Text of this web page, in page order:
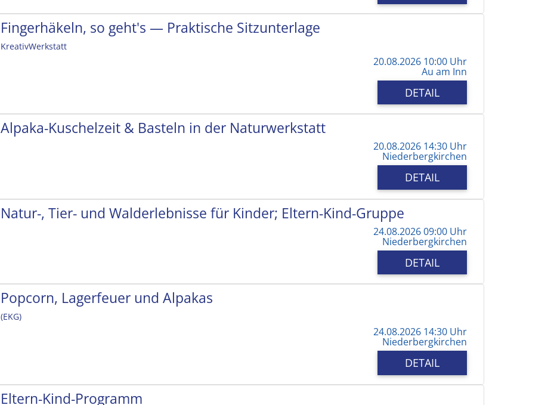
Fingerhäkeln, so geht's — Praktische Sitzunterlage
KreativWerkstatt
20.08.2026 10:00 Uhr
Au am Inn
DETAIL
Alpaka-Kuschelzeit & Basteln in der Naturwerkstatt
20.08.2026 14:30 Uhr
Niederbergkirchen
DETAIL
Natur-, Tier- und Walderlebnisse für Kinder; Eltern-Kind-Gruppe
24.08.2026 09:00 Uhr
Niederbergkirchen
DETAIL
Popcorn, Lagerfeuer und Alpakas
(EKG)
24.08.2026 14:30 Uhr
Niederbergkirchen
DETAIL
Eltern-Kind-Programm